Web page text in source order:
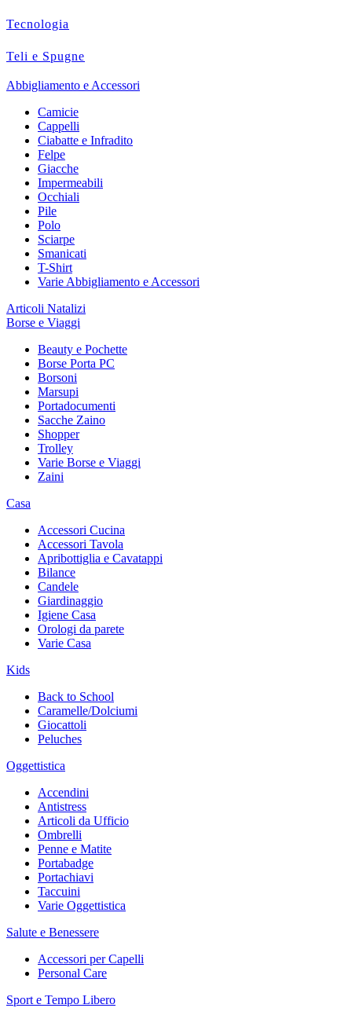
Tecnologia
Teli e Spugne
Abbigliamento e Accessori
Camicie
Cappelli
Ciabatte e Infradito
Felpe
Giacche
Impermeabili
Occhiali
Pile
Polo
Sciarpe
Smanicati
T-Shirt
Varie Abbigliamento e Accessori
Articoli Natalizi
Borse e Viaggi
Beauty e Pochette
Borse Porta PC
Borsoni
Marsupi
Portadocumenti
Sacche Zaino
Shopper
Trolley
Varie Borse e Viaggi
Zaini
Casa
Accessori Cucina
Accessori Tavola
Apribottiglia e Cavatappi
Bilance
Candele
Giardinaggio
Igiene Casa
Orologi da parete
Varie Casa
Kids
Back to School
Caramelle/Dolciumi
Giocattoli
Peluches
Oggettistica
Accendini
Antistress
Articoli da Ufficio
Ombrelli
Penne e Matite
Portabadge
Portachiavi
Taccuini
Varie Oggettistica
Salute e Benessere
Accessori per Capelli
Personal Care
Sport e Tempo Libero